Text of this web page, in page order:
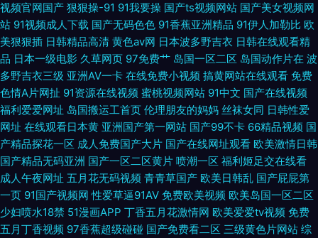
人久久 91热爆国产人妖伪娘 黑丝在线 91尤物在线探花 青草青草视频 91九色
熟女老版 欧美成人日韩精品 91美脚在线 欧美第一夜页 91黑丝国 国产厨房乱
子伦 影音先锋成人无码av 成人秀场 日韩福利在线 91亚洲做爱视频 丁香激情
综合 玖玖资源综合楼 欧美久久精品 极品御姐内射吃瓜
视频官网国产 狠狠操-91 91我要操 国产ts视频网站 国产美女视频网
站 91视频成人下载 国产无码色色 91香蕉亚洲精品 91伊人加勒比 欧
美狠狠插 日韩精品高清 黄色av网 日本波多野吉衣 日韩在线观看精
品 日本一级电影 久草网页 97免费艹 岛国一区二区 岛国动作片在 波
多野吉衣三级 亚洲AV一卡 在线免费小视频 搞黄网站在线观看 免费
色情A片网扯 91资源在线视频 蜜桃视频网站 91中文 国产在线视频
福利爱爱网址 岛国搬运工首页 伦理朋友的妈妈 丝袜女同 日韩性爱
网址 在线观看日本黄 亚洲国产第一网站 国产99不卡 66精品视频 国
产精品探花一区 成人免费国产大片 国产在线网址观看 欧美激情日韩
国产精品无码亚洲 国产一区二区黄片 喷潮一区 福利姬足交在线看
成人午夜网址 五月花无码视频 青青草国产 欧美日韩乱 国产屁屁第
一页 91国产视频网 性爱草逼91AV 免费欧美视频 欧美岛国一区二区
少妇喷水18禁 51漫画APP 丁香五月花激情网 欧美爱爱tv视频 免费
五月丁香视频 97香蕉超级碰碰 国产免费看二区 三级黄色片网站 综